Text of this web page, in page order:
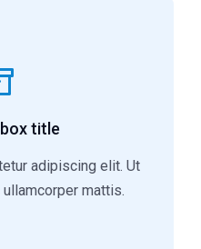
title
adipiscing elit. Ut
mattis.